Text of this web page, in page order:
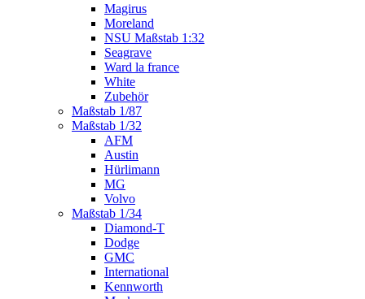
Magirus
Moreland
NSU Maßstab 1:32
Seagrave
Ward la france
White
Zubehör
Maßstab 1/87
Maßstab 1/32
AFM
Austin
Hürlimann
MG
Volvo
Maßstab 1/34
Diamond-T
Dodge
GMC
International
Kennworth